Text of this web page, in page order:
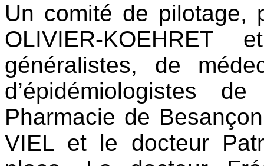
Un comité de pilotage,
OLIVIER-
généralistes, de
d’épidémiologistes
Pharmacie de
VIEL et le docteur